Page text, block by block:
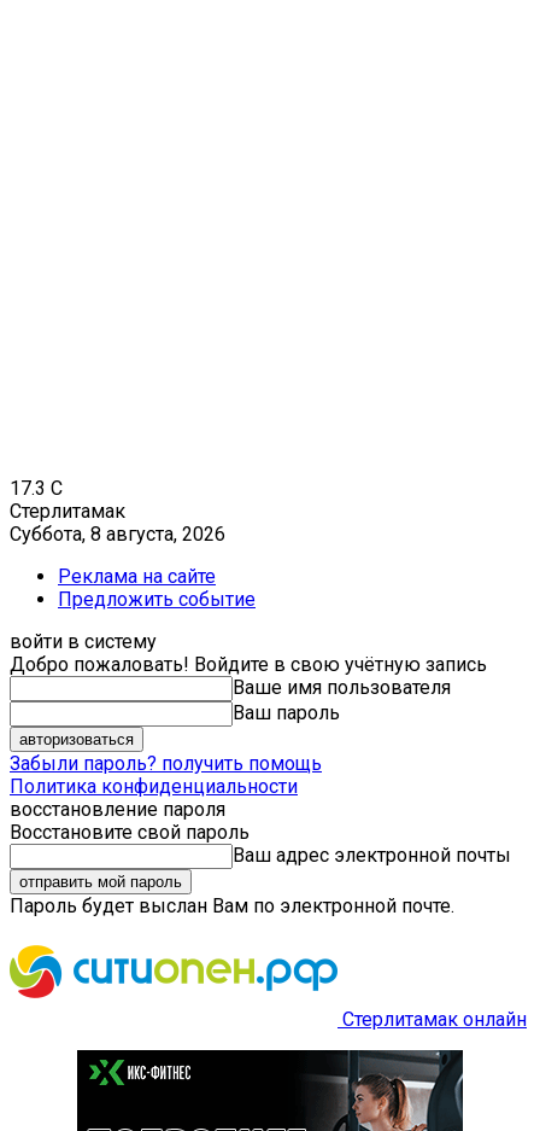
17.3 C
Стерлитамак
Суббота, 8 августа, 2026
Реклама на сайте
Предложить событие
войти в систему
Добро пожаловать! Войдите в свою учётную запись
Ваше имя пользователя
Ваш пароль
Забыли пароль? получить помощь
Политика конфиденциальности
восстановление пароля
Восстановите свой пароль
Ваш адрес электронной почты
Пароль будет выслан Вам по электронной почте.
Стерлитамак онлайн